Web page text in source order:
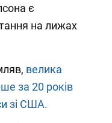
є
на лижах
велика
за 20 років
зі США.